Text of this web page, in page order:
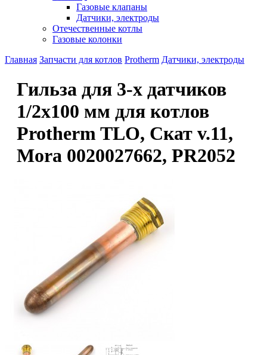
Газовые клапаны
Датчики, электроды
Отечественные котлы
Газовые колонки
Главная Запчасти для котлов Protherm Датчики, электроды
Гильза для 3-х датчиков
1/2x100 мм для котлов
Protherm TLO, Скат v.11,
Mora 0020027662, PR2052